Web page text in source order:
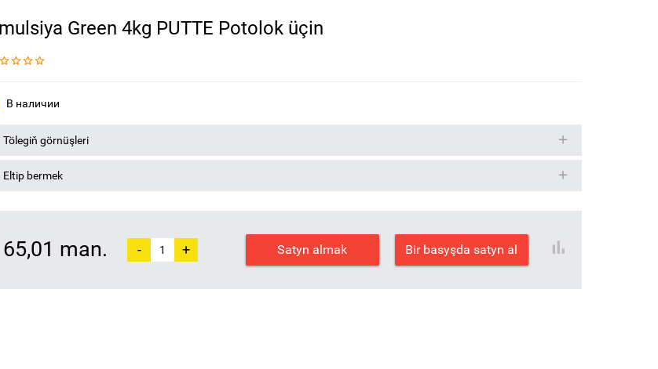
Green 4kg PUTTE Potolok üçin
В наличии
Tölegiň görnüşleri
Eltip bermek
65,01 man. - + Satyn almak Bir basyşda satyn al